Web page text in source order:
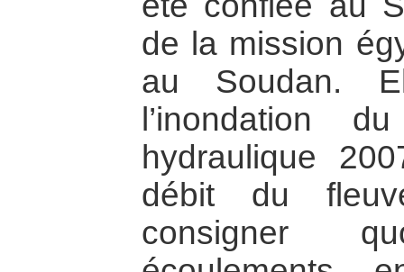
de la mission
au Soudan.
l’inondation
hydraulique
débit du
consigner